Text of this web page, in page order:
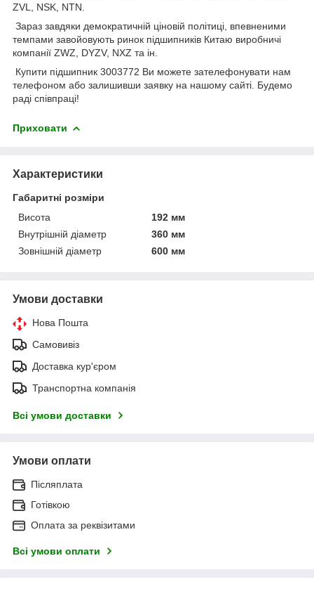
ZVL, NSK, NTN.
Зараз завдяки демократичній ціновій політиці, впевненими
темпами завойовують ринок підшипників Китаю виробничі
компанії ZWZ, DYZV, NXZ та ін.
Купити підшипник 3003772 Ви можете зателефонувати нам
телефоном або залишивши заявку на нашому сайті. Будемо
раді співпраці!
Приховати
Характеристики
Габаритні розміри
Висота
192 мм
Внутрішній діаметр
360 мм
Зовнішній діаметр
600 мм
Умови доставки
Нова Пошта
Самовивіз
Доставка кур'єром
Транспортна компанія
Всі умови доставки
Умови оплати
Післяплата
Готівкою
Оплата за реквізитами
Всі умови оплати